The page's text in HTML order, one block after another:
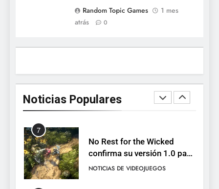
Random Topic Games
1 mes
atrás
0
Noticias Populares
Mistbound: Guild Wars
tendrá su primer CCG digital
Onimusha: Way of the Sword
ya tiene fecha: Capcom
lanza demo gratuita y abre
reservas
NOTICIAS DE VIDEOJUEGOS
7
No Rest for the Wicked
confirma su versión 1.0 para
octubre en PS5 y PC
NOTICIAS DE VIDEOJUEGOS